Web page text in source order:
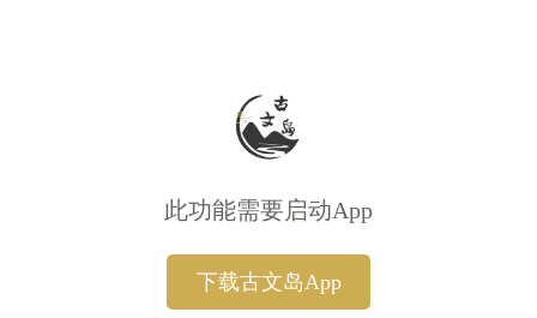
此功能需要启动App
下载古文岛App